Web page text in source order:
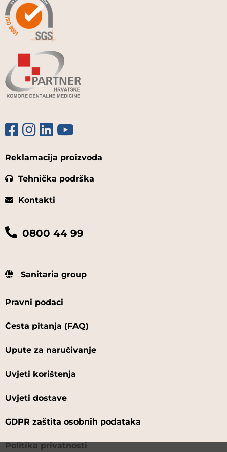
Reklamacija proizvoda
Tehnička podrška
Kontakti
0800 44 99
Sanitaria group
Pravni podaci
Česta pitanja (FAQ)
Upute za naručivanje
Uvjeti korištenja
Uvjeti dostave
GDPR zaštita osobnih podataka
Politika privatnosti